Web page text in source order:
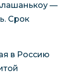
—
Срок
в Россию